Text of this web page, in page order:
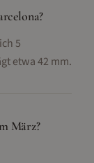
5
etwa 42 mm.
März?